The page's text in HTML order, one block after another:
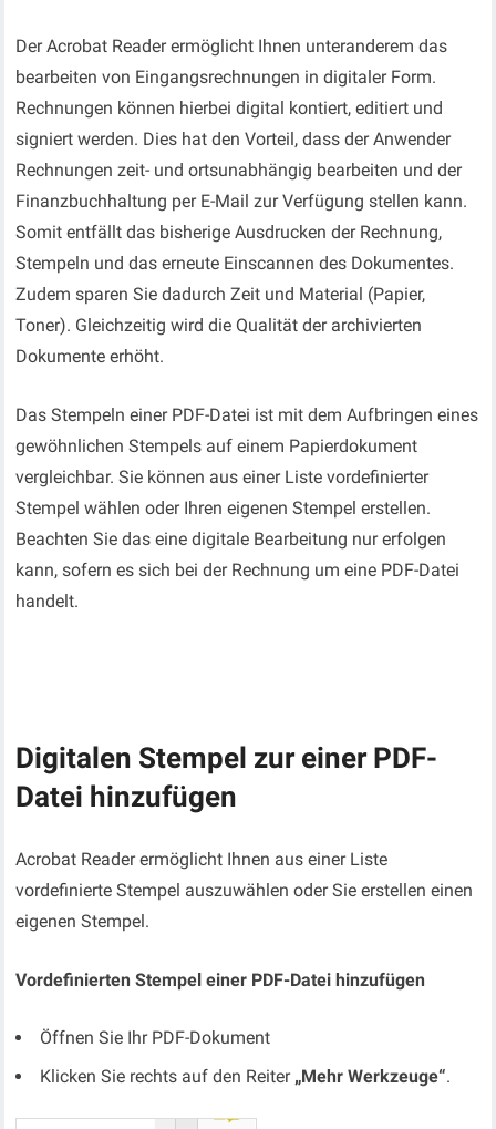
Der Acrobat Reader ermöglicht Ihnen unteranderem das
bearbeiten von Eingangsrechnungen in digitaler Form.
Rechnungen können hierbei digital kontiert, editiert und
signiert werden. Dies hat den Vorteil, dass der Anwender
Rechnungen zeit- und ortsunabhängig bearbeiten und der
Finanzbuchhaltung per E-Mail zur Verfügung stellen kann.
Somit entfällt das bisherige Ausdrucken der Rechnung,
Stempeln und das erneute Einscannen des Dokumentes.
Zudem sparen Sie dadurch Zeit und Material (Papier,
Toner). Gleichzeitig wird die Qualität der archivierten
Dokumente erhöht.
Das Stempeln einer PDF-Datei ist mit dem Aufbringen eines
gewöhnlichen Stempels auf einem Papierdokument
vergleichbar. Sie können aus einer Liste vordefinierter
Stempel wählen oder Ihren eigenen Stempel erstellen.
Beachten Sie das eine digitale Bearbeitung nur erfolgen
kann, sofern es sich bei der Rechnung um eine PDF-Datei
handelt.
Digitalen Stempel zur einer PDF-
Datei hinzufügen
Acrobat Reader ermöglicht Ihnen aus einer Liste
vordefinierte Stempel auszuwählen oder Sie erstellen einen
eigenen Stempel.
Vordefinierten Stempel einer PDF-Datei hinzufügen
Öffnen Sie Ihr PDF-Dokument
Klicken Sie rechts auf den Reiter „Mehr Werkzeuge“.